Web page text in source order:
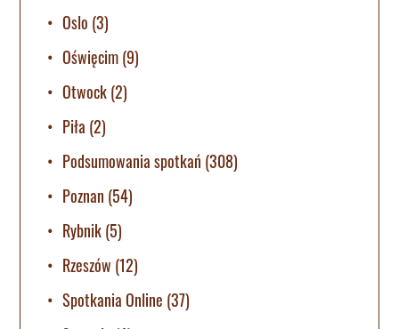
Oslo (3)
Oświęcim(9)
Otwock(2)
Piła (2)
Podsumowania spotkań (308)
Poznan (54)
Rybnik(5)
Rzeszów (12)
Spotkania Online (37)